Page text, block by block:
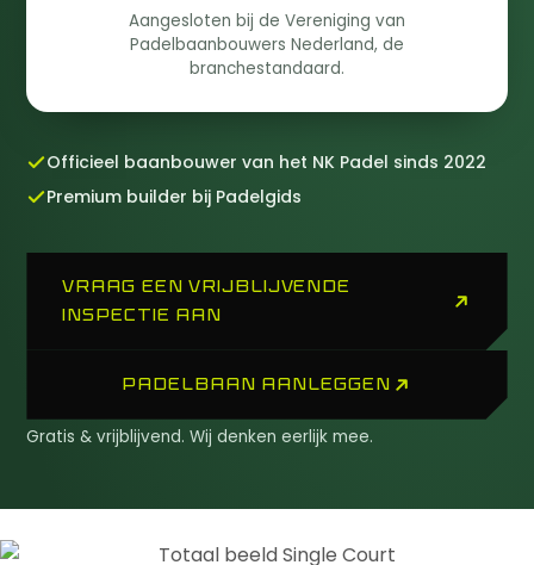
Aangesloten bij de Vereniging van
Padelbaanbouwers Nederland, de
branchestandaard.
Officieel baanbouwer van het NK Padel sinds 2022
Premium builder bij Padelgids
VRAAG EEN VRIJBLIJVENDE
INSPECTIE AAN
PADELBAAN AANLEGGEN
Gratis & vrijblijvend. Wij denken eerlijk mee.